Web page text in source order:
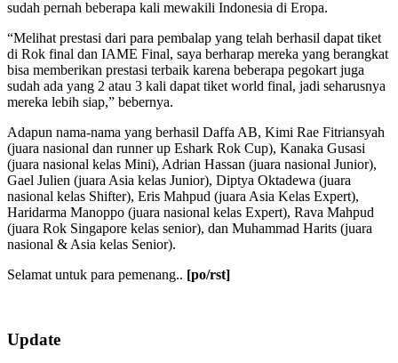
sudah pernah beberapa kali mewakili Indonesia di Eropa.
“Melihat prestasi dari para pembalap yang telah berhasil dapat tiket
di Rok final dan IAME Final, saya berharap mereka yang berangkat
bisa memberikan prestasi terbaik karena beberapa pegokart juga
sudah ada yang 2 atau 3 kali dapat tiket world final, jadi seharusnya
mereka lebih siap,” bebernya.
Adapun nama-nama yang berhasil Daffa AB, Kimi Rae Fitriansyah
(juara nasional dan runner up Eshark Rok Cup), Kanaka Gusasi
(juara nasional kelas Mini), Adrian Hassan (juara nasional Junior),
Gael Julien (juara Asia kelas Junior), Diptya Oktadewa (juara
nasional kelas Shifter), Eris Mahpud (juara Asia Kelas Expert),
Haridarma Manoppo (juara nasional kelas Expert), Rava Mahpud
(juara Rok Singapore kelas senior), dan Muhammad Harits (juara
nasional & Asia kelas Senior).
Selamat untuk para pemenang.. [po/rst]
2019-
09-
Update